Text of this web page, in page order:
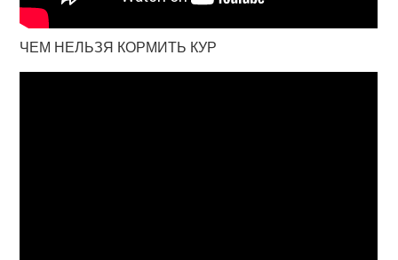
ЧЕМ НЕЛЬЗЯ КОРМИТЬ КУР